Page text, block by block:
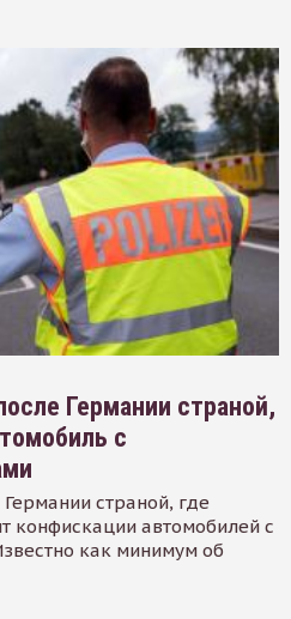
Германии страной,
с
страной, где
конфискации автомобилей с
как минимум об